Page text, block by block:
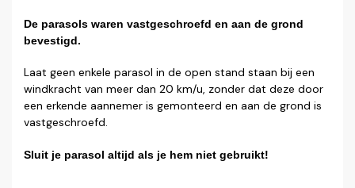
De parasols waren vastgeschroefd en aan de grond
bevestigd.
Laat geen enkele parasol in de open stand staan bij een
windkracht van meer dan 20 km/u, zonder dat deze door
een erkende aannemer is gemonteerd en aan de grond is
vastgeschroefd.
Sluit je parasol altijd als je hem niet gebruikt!